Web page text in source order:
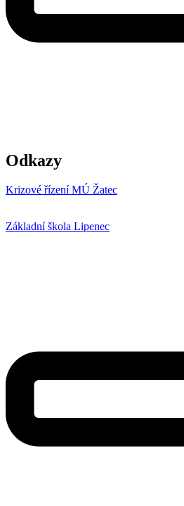
Odkazy
Krizové řízení MÚ Žatec
Základní škola Lipenec